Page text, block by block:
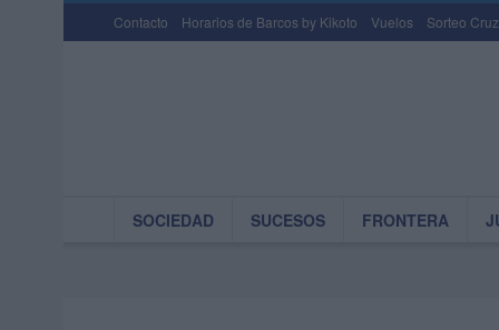
Contacto Horarios de Barcos by Kikoto Vuelos Sorteo
SOCIEDAD SUCESOS FRONTERA